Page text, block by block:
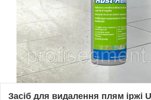
Засіб для видалення плям іржі